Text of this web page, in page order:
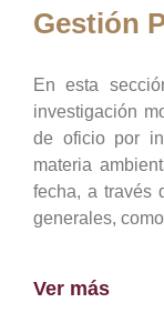
Gestión
En esta
investigación
de oficio por
materia
fecha, a través
generales,
Ver más